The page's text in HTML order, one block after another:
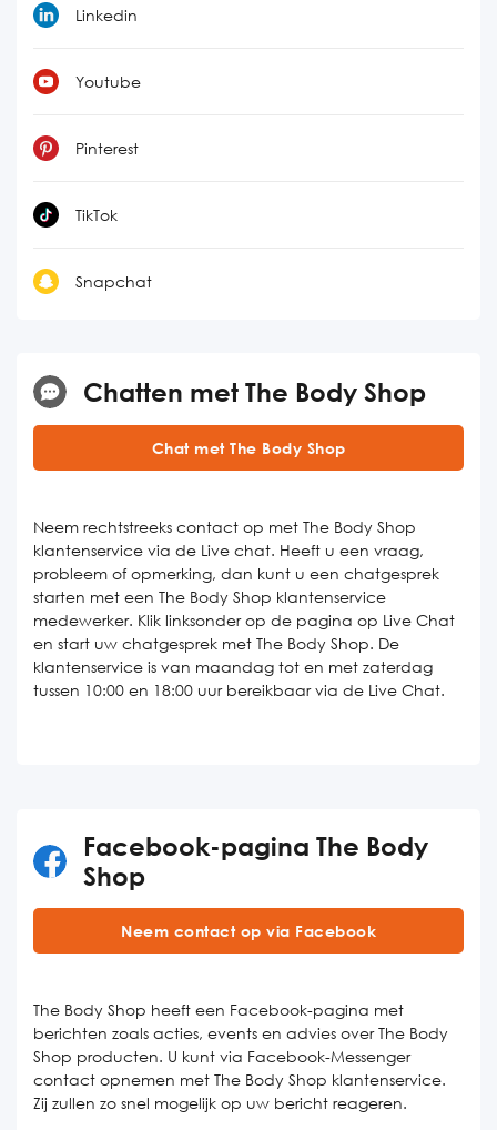
Linkedin
Youtube
Pinterest
TikTok
Snapchat
Chatten met The Body Shop
Chat met The Body Shop
Neem rechtstreeks contact op met The Body Shop
klantenservice via de Live chat. Heeft u een vraag,
probleem of opmerking, dan kunt u een chatgesprek
starten met een The Body Shop klantenservice
medewerker. Klik linksonder op de pagina op Live Chat
en start uw chatgesprek met The Body Shop. De
klantenservice is van maandag tot en met zaterdag
tussen 10:00 en 18:00 uur bereikbaar via de Live Chat.
Facebook-pagina The Body
Shop
Neem contact op via Facebook
The Body Shop heeft een Facebook-pagina met
berichten zoals acties, events en advies over The Body
Shop producten. U kunt via Facebook-Messenger
contact opnemen met The Body Shop klantenservice.
Zij zullen zo snel mogelijk op uw bericht reageren.